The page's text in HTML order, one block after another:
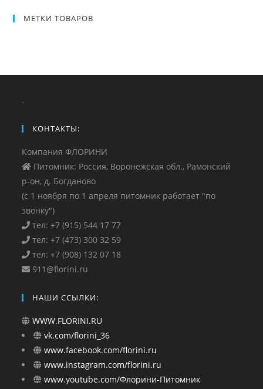
МЕТКИ ТОВАРОВ
.
КОНТАКТЫ:
Компания ФЛОРИНИ
Питомник: Россия, Воронежская обл., Рамонский
р-он, д. Богданово
(с 1 ноября по 1 апреля питомник работает "по
звонку")
тел: +7 (915) 544 17 77
тел: +7 (473) 300 32 59
тел: +7 (908) 132 07 18
911@florini.ru
НАШИ ССЫЛКИ:
WWW.FLORINI.RU
vk.com/florini_36
www.facebook.com/florini.ru
www.instagram.com/florini.ru
www.youtube.com/Флорини-Питомник